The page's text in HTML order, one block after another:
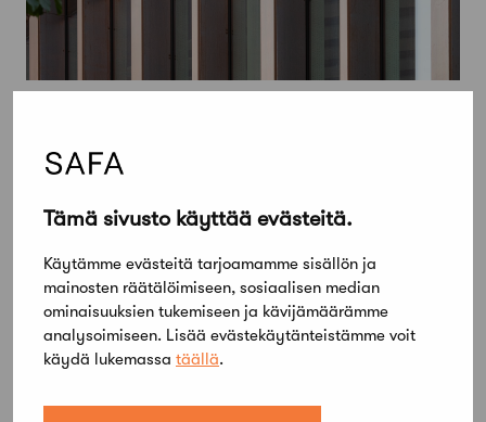
Tämä sivusto käyttää evästeitä.
Käytämme evästeitä tarjoamamme sisällön ja
mainosten räätälöimiseen, sosiaalisen median
ominaisuuksien tukemiseen ja kävijämäärämme
analysoimiseen. Lisää evästekäytänteistämme voit
käydä lukemassa täällä.